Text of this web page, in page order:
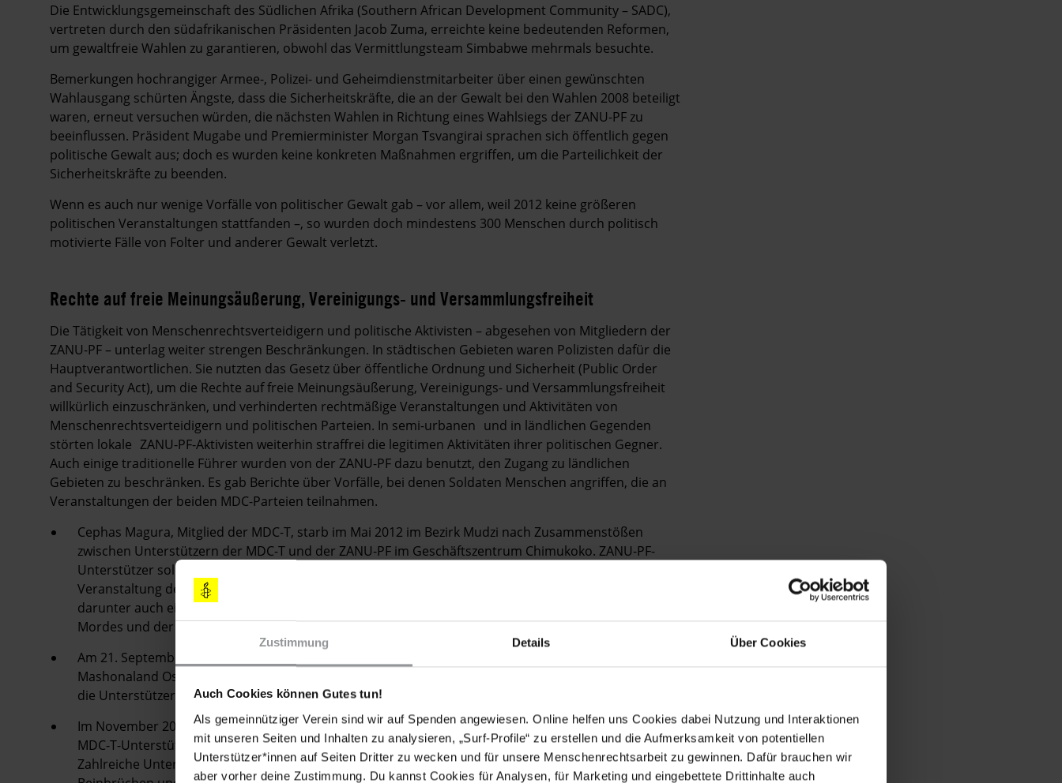
Zustimmung Details Über Cookies
Auch Cookies können Gutes tun!
Als gemeinnütziger Verein sind wir auf Spenden angewiesen. Online helfen uns Cookies dabei Nutzung und Interaktionen
mit unseren Seiten und Inhalten zu analysieren, „Surf-Profile“ zu erstellen und die Aufmerksamkeit von potentiellen
Unterstützer*innen auf Seiten Dritter zu wecken und für unsere Menschenrechtsarbeit zu gewinnen. Dafür brauchen wir
aber vorher deine Zustimmung. Du kannst Cookies für Analysen, für Marketing und eingebettete Drittinhalte auch
Die Entwicklungsgemeinschaft des Südlichen Afrika (Southern African Development Community – SADC),
vertreten durch den südafrikanischen Präsidenten Jacob Zuma, erreichte keine bedeutenden Reformen,
um gewaltfreie Wahlen zu garantieren, obwohl das Vermittlungsteam Simbabwe mehrmals besuchte.
Bemerkungen hochrangiger Armee-, Polizei- und Geheimdienstmitarbeiter über einen gewünschten
Wahlausgang schürten Ängste, dass die Sicherheitskräfte, die an der Gewalt bei den Wahlen 2008 beteiligt
waren, erneut versuchen würden, die nächsten Wahlen in Richtung eines Wahlsiegs der ZANU-PF zu
beeinflussen. Präsident Mugabe und Premierminister Morgan Tsvangirai sprachen sich öffentlich gegen
politische Gewalt aus; doch es wurden keine konkreten Maßnahmen ergriffen, um die Parteilichkeit der
Sicherheitskräfte zu beenden.
Wenn es auch nur wenige Vorfälle von politischer Gewalt gab – vor allem, weil 2012 keine größeren
politischen Veranstaltungen stattfanden –, so wurden doch mindestens 300 Menschen durch politisch
motivierte Fälle von Folter und anderer Gewalt verletzt.
Rechte auf freie Meinungsäußerung, Vereinigungs- und Versammlungsfreiheit
Die Tätigkeit von Menschenrechtsverteidigern und politische Aktivisten – abgesehen von Mitgliedern der
ZANU-PF – unterlag weiter strengen Beschränkungen. In städtischen Gebieten waren Polizisten dafür die
Hauptverantwortlichen. Sie nutzten das Gesetz über öffentliche Ordnung und Sicherheit (Public Order
and Security Act), um die Rechte auf freie Meinungsäußerung, Vereinigungs- und Versammlungsfreiheit
willkürlich einzuschränken, und verhinderten rechtmäßige Veranstaltungen und Aktivitäten von
Menschenrechtsverteidigern und politischen Parteien. In semi-urbanen und in ländlichen Gegenden
störten lokale ZANU-PF-Aktivisten weiterhin straffrei die legitimen Aktivitäten ihrer politischen Gegner.
Auch einige traditionelle Führer wurden von der ZANU-PF dazu benutzt, den Zugang zu ländlichen
Gebieten zu beschränken. Es gab Berichte über Vorfälle, bei denen Soldaten Menschen angriffen, die an
Veranstaltungen der beiden MDC-Parteien teilnahmen.
Cephas Magura, Mitglied der MDC-T, starb im Mai 2012 im Bezirk Mudzi nach Zusammenstößen
zwischen Unterstützern der MDC-T und der ZANU-PF im Geschäftszentrum Chimukoko. ZANU-PF-
Unterstützer sollen dabei Menschen angegriffen haben, die eine von der Polizei zugelassene
Veranstaltung der MDC-T besuchten. Nach dem Vorfall wurden sieben Mitglieder der ZANU-PF,
darunter auch ein Gemeinderatsmitglied von Mudzi, David Chimukoko, festgenommen und des
Mordes und der öffentlichen Gewalt angeklagt.
Am 21. September 2012 störte eine Gruppe von Soldaten im Bezirk Mutoko in der Provinz
Mashonaland Ost eine von Professor Welshman Ncube (MDC-N) geleitete Veranstaltung und schlug
die Unterstützer.
Im November 2012 griff eine andere Gruppe von Soldaten im Bezirk Zhombe in der Provinz Midlands
MDC-T-Unterstützer an, die an einer Veranstaltung im Geschäftszentrum Samambwa teilnahmen.
Zahlreiche Unterstützer wurden verletzt, darunter zwei über 70 Jahre alte Männer, die mit Arm- und